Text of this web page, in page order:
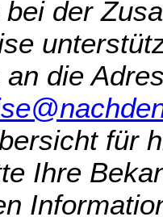
der
die
für
Ihre